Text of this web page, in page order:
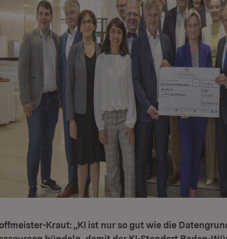
Kraut: „KI ist nur so gut wie die